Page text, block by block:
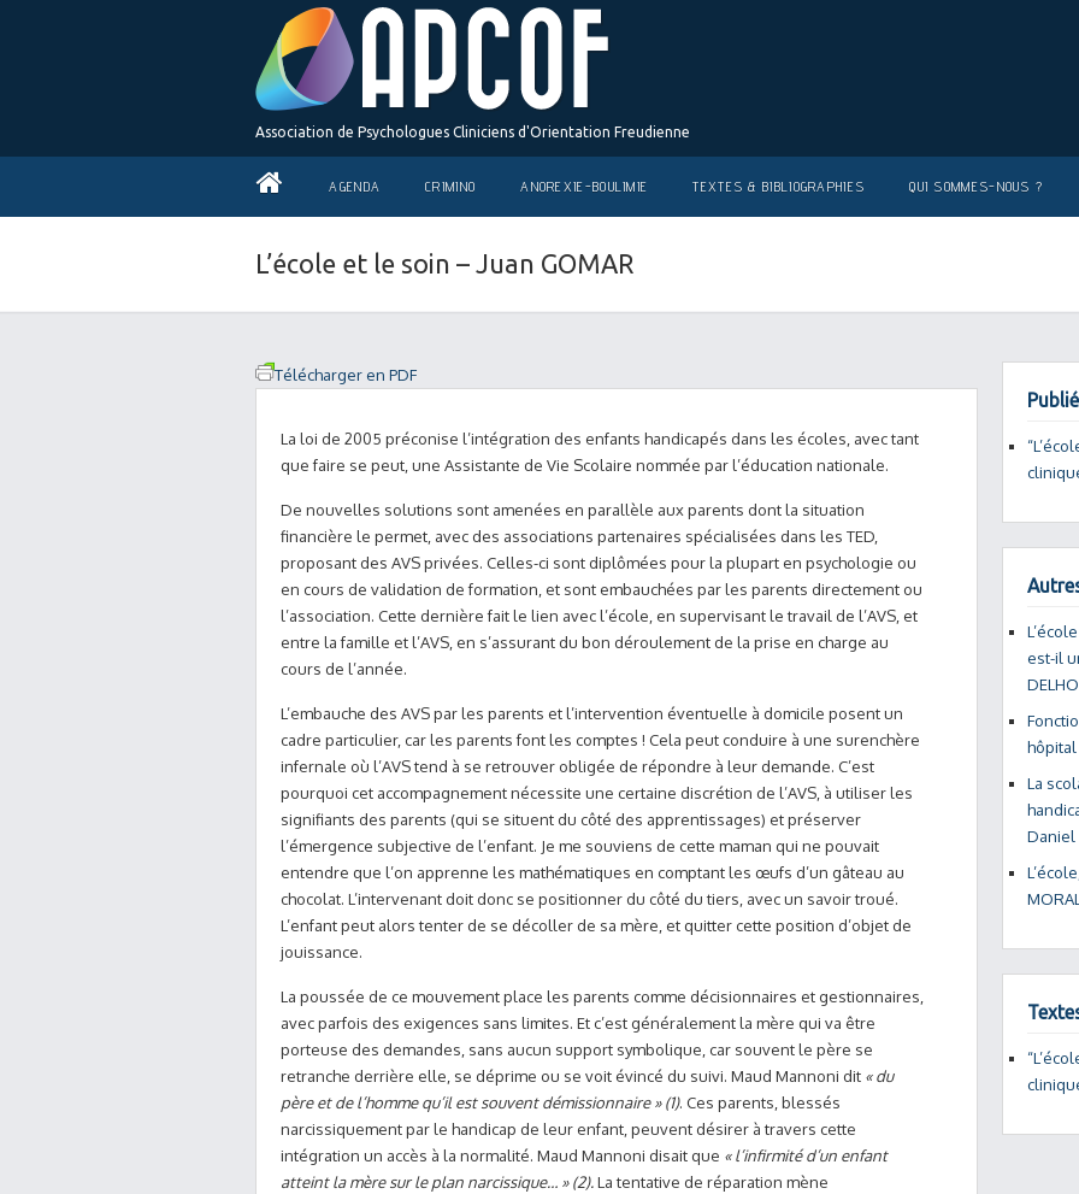
Association de Psychologues Cliniciens d'Orientation Freudienne
AGENDA CRIMINO ANOREXIE-BOULIMIE TEXTES & BIBLIOGRAPHIES QUI SOMMES-NOUS ?
L’école et le soin – Juan GOMAR
Télécharger en PDF
La loi de 2005 préconise l’intégration des enfants handicapés dans les écoles, avec tant
que faire se peut, une Assistante de Vie Scolaire nommée par l’éducation nationale.
De nouvelles solutions sont amenées en parallèle aux parents dont la situation
financière le permet, avec des associations partenaires spécialisées dans les TED,
proposant des AVS privées. Celles-ci sont diplômées pour la plupart en psychologie ou
en cours de validation de formation, et sont embauchées par les parents directement ou
l’association. Cette dernière fait le lien avec l’école, en supervisant le travail de l’AVS, et
entre la famille et l’AVS, en s’assurant du bon déroulement de la prise en charge au
cours de l’année.
L’embauche des AVS par les parents et l’intervention éventuelle à domicile posent un
cadre particulier, car les parents font les comptes ! Cela peut conduire à une surenchère
infernale où l’AVS tend à se retrouver obligée de répondre à leur demande. C’est
pourquoi cet accompagnement nécessite une certaine discrétion de l’AVS, à utiliser les
signifiants des parents (qui se situent du côté des apprentissages) et préserver
l’émergence subjective de l’enfant. Je me souviens de cette maman qui ne pouvait
entendre que l’on apprenne les mathématiques en comptant les œufs d’un gâteau au
chocolat. L’intervenant doit donc se positionner du côté du tiers, avec un savoir troué.
L’enfant peut alors tenter de se décoller de sa mère, et quitter cette position d’objet de
jouissance.
La poussée de ce mouvement place les parents comme décisionnaires et gestionnaires,
avec parfois des exigences sans limites. Et c’est généralement la mère qui va être
porteuse des demandes, sans aucun support symbolique, car souvent le père se
retranche derrière elle, se déprime ou se voit évincé du suivi. Maud Mannoni dit « du
père et de l’homme qu’il est souvent démissionnaire » (1). Ces parents, blessés
narcissiquement par le handicap de leur enfant, peuvent désirer à travers cette
intégration un accès à la normalité. Maud Mannoni disait que « l’infirmité d’un enfant
atteint la mère sur le plan narcissique… » (2).La tentative de réparation mène
est-il
hôpital
La
Daniel